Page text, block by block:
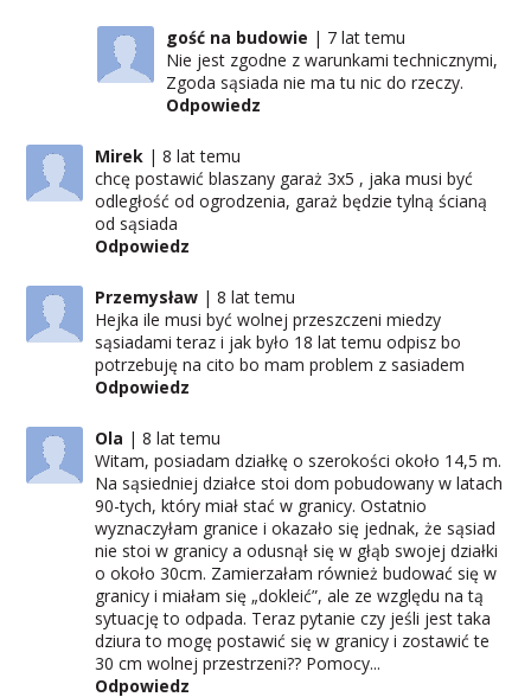
gość na budowie
7 lat temu
Nie jest zgodne z warunkami technicznymi,
Zgoda sąsiada nie ma tu nic do rzeczy.
Odpowiedz
Mirek
8 lat temu
chcę postawić blaszany garaż 3x5 , jaka musi być
odległość od ogrodzenia, garaż będzie tylną ścianą
od sąsiada
Odpowiedz
Przemysław
8 lat temu
Hejka ile musi być wolnej przeszczeni miedzy
sąsiadami teraz i jak było 18 lat temu odpisz bo
potrzebuję na cito bo mam problem z sasiadem
Odpowiedz
Ola
8 lat temu
Witam, posiadam działkę o szerokości około 14,5 m.
Na sąsiedniej działce stoi dom pobudowany w latach
90-tych, który miał stać w granicy. Ostatnio
wyznaczyłam granice i okazało się jednak, że sąsiad
nie stoi w granicy a odusnął się w głąb swojej działki
o około 30cm. Zamierzałam również budować się w
granicy i miałam się „dokleić”, ale ze względu na tą
sytuację to odpada. Teraz pytanie czy jeśli jest taka
dziura to mogę postawić się w granicy i zostawić te
30 cm wolnej przestrzeni?? Pomocy...
Odpowiedz